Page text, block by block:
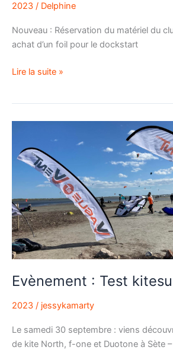
2023 / Delphine
Nouveau : Réservation du matériel du
achat d’un foil pour le dockstart
Lire la suite »
Evènement : Test
2023 / jessykamarty
Le samedi 30 septembre : viens
de kite North, f-one et Duotone à Sète –
Test
kitesurf